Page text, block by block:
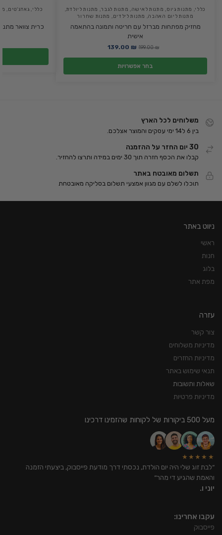
כללי, מתנות גיוס, מתנות לאישה, מתנות לגבר, מתנות ליולדת,
מתנות ליום האהבה, מתנות לילדים, מתנות שחרור
מחזיק מפתחות מברזל עם חריטה ותמונה בהתאמה
אישית
199.00₪
139.00 ₪
בחר אפשרויות
כללי, גאדג'טים,
כרית צוואר
משלוחים לכל הארץ
בין 6 ל14 ימי עסקים והמוצר אצלכם.
30 יום החזר על ההזמנה
קבלו את הכסף חזרה תוך 30 ימים במידה ותרצו להחזיר.
תשלום מאובטח באתר
תוכלו לשלם עם מגוון אמצעי תשלום בסליקה מאובטחת
ניווט באתר
ראשי
חנות
בלוג
מפת אתר
עזרה
צור קשר
מדיניות משלוחים
מדיניות החזרים
תנאי שימוש באתר
שאלות ותשובות
מדיניות פרטיות
מעל 500 ביקורות של לקוחות שהזמינו דרכינו
★★★★★
״לבת זוג שלי היה יום הולדת, נכסתי דרך מודעת פייסבוק, ביצעתי הזמנה
והאמת שהגיע די מהר״
יוני ו.
עקבו אחרינו:
פייסבוק